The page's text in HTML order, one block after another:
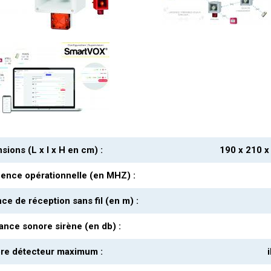
(L x l x H en cm) : 190 x 210
opérationnelle (en MHZ) :
de réception sans fil (en m) :
sonore sirène (en db) :
détecteur maximum :